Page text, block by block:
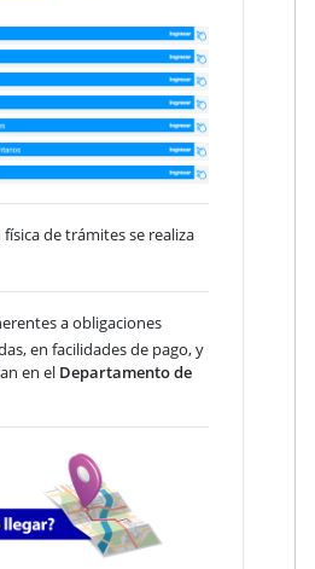
física de trámites se realiza
a obligaciones
en facilidades de pago, y
en el Departamento de